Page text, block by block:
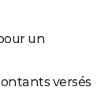
un
versés